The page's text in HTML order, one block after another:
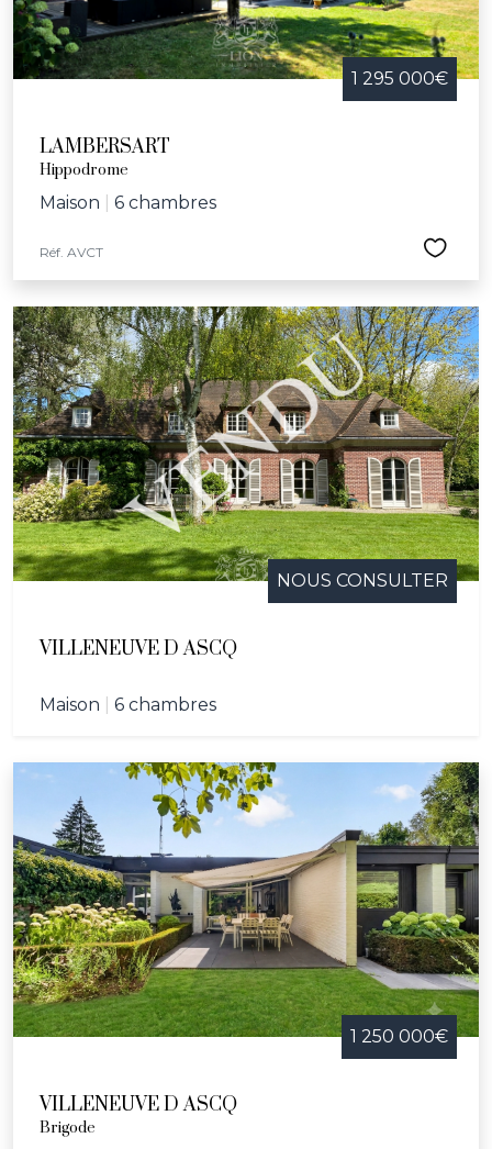
1 295 000€
LAMBERSART
Hippodrome
Maison 6 chambres
Réf. AVCT
NOUS CONSULTER
VILLENEUVE D ASCQ
Maison 6 chambres
1 250 000€
VILLENEUVE D ASCQ
Brigode